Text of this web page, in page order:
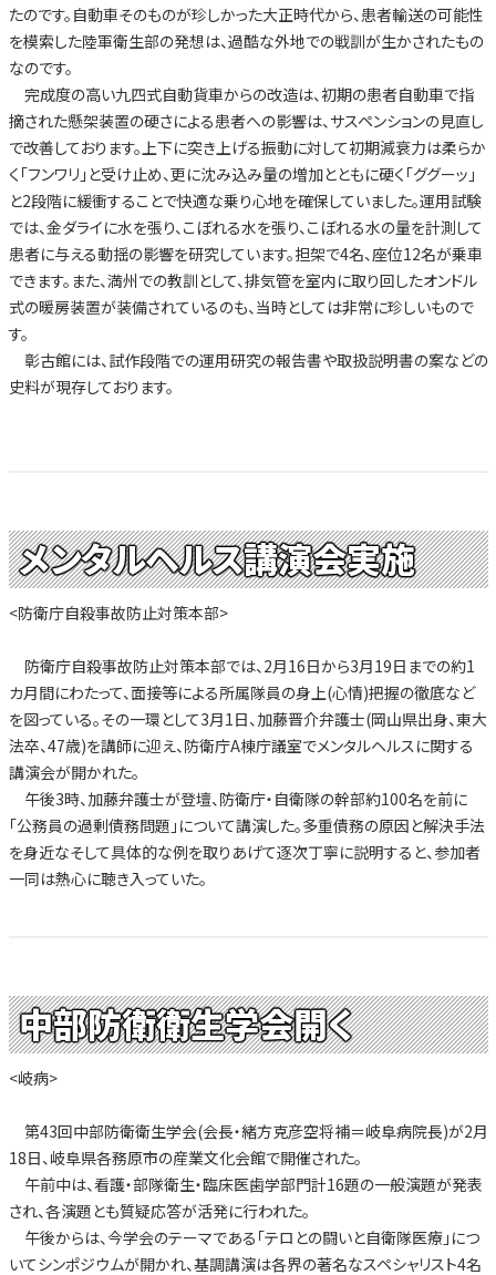
たのです。自動車そのものが珍しかった大正時代から、患者輸送の可能性
を模索した陸軍衛生部の発想は、過酷な外地での戦訓が生かされたもの
なのです。
完成度の高い九四式自動貨車からの改造は、初期の患者自動車で指
摘された懸架装置の硬さによる患者への影響は、サスペンションの見直し
で改善しております。上下に突き上げる振動に対して初期減衰力は柔らか
く「フンワリ」と受け止め、更に沈み込み量の増加とともに硬く「ググーッ」
と2段階に緩衝することで快適な乗り心地を確保していました。運用試験
では、金ダライに水を張り、こぼれる水を張り、こぼれる水の量を計測して
患者に与える動揺の影響を研究しています。担架で4名、座位12名が乗車
できます。また、満州での教訓として、排気管を室内に取り回したオンドル
式の暖房装置が装備されているのも、当時としては非常に珍しいもので
す。
彰古館には、試作段階での運用研究の報告書や取扱説明書の案などの
史料が現存しております。
メンタルヘルス講演会実施
<防衛庁自殺事故防止対策本部>
防衛庁自殺事故防止対策本部では、2月16日から3月19日までの約1
カ月間にわたって、面接等による所属隊員の身上(心情)把握の徹底など
を図っている。その一環として3月1日、加藤晋介弁護士(岡山県出身、東大
法卒、47歳)を講師に迎え、防衛庁A棟庁議室でメンタルヘルスに関する
講演会が開かれた。
午後3時、加藤弁護士が登壇、防衛庁・自衛隊の幹部約100名を前に
「公務員の過剰債務問題」について講演した。多重債務の原因と解決手法
を身近なそして具体的な例を取りあげて逐次丁寧に説明すると、参加者
一同は熱心に聴き入っていた。
中部防衛衛生学会開く
<岐病>
第43回中部防衛衛生学会(会長・緒方克彦空将補＝岐阜病院長)が2月
18日、岐阜県各務原市の産業文化会館で開催された。
午前中は、看護・部隊衛生・臨床医歯学部門計16題の一般演題が発表
され、各演題とも質疑応答が活発に行われた。
午後からは、今学会のテーマである「テロとの闘いと自衛隊医療」につ
いてシンポジウムが開かれ、基調講演は各界の著名なスペシャリスト4名